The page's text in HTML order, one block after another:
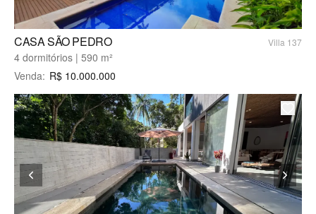
CASA SÃO PEDRO Villa 137
4 dormitórios | 590 m²
Venda: R$ 10.000.000